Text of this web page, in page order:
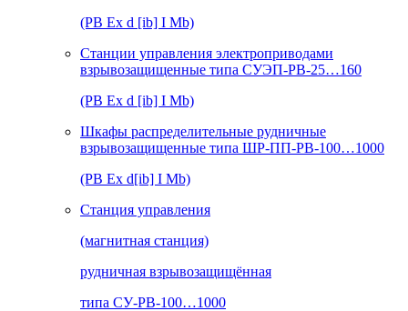
(РВ Ex d [ib] I Mb)
Станции управления электроприводами
взрывозащищенные типа СУЭП-РВ-25…160
(РВ Ex d [ib] I Mb)
Шкафы распределительные рудничные
взрывозащищенные типа ШР-ПП-РВ-100…1000
(РВ Ex d[ib] I Mb)
Станция управления
(магнитная станция)
рудничная взрывозащищённая
типа СУ-РВ-100…1000